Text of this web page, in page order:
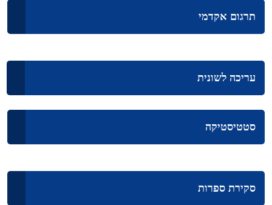
תרגום אקדמי
עריכה לשונית
סטטיסטיקה
סקירת ספרות